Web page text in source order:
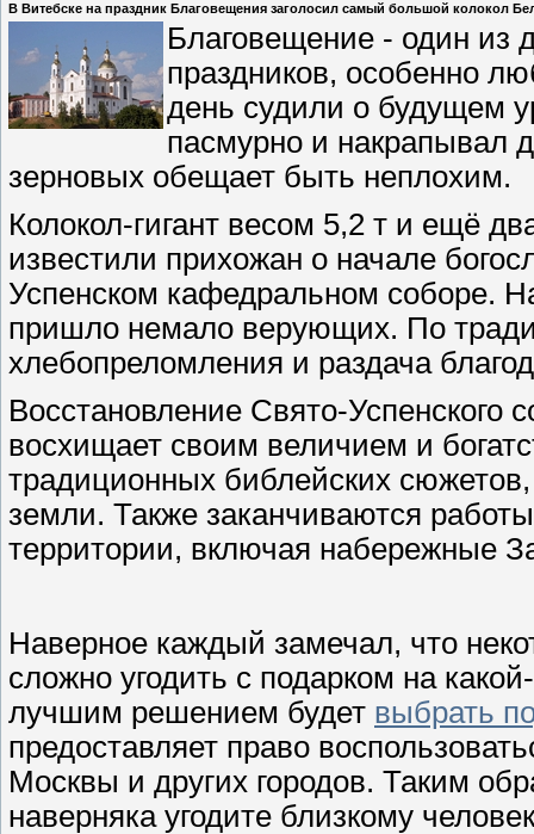
В Витебске на праздник Благовещения заголосил самый большой колокол
Благовещение - один из
праздников, особенно
день судили о будущем
пасмурно и накрапывал
зерновых обещает быть неплохим.
Колокол-гигант весом 5,2 т и ещё
известили прихожан о начале
Успенском кафедральном соборе.
пришло немало верующих. По
хлебопреломления и раздача
Восстановление Свято-Успенского
восхищает своим величием и
традиционных библейских
земли. Также заканчиваются
территории, включая набережные
Наверное каждый замечал, что
сложно угодить с подарком на
лучшим решением будет выбрать
предоставляет право
Москвы и других городов. Таким
наверняка угодите близкому